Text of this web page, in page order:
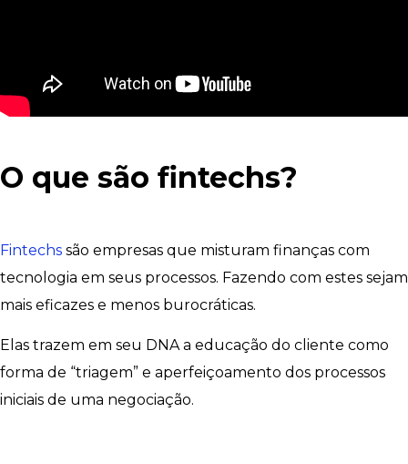
O que são fintechs?
Fintechs são empresas que misturam finanças com
tecnologia em seus processos. Fazendo com estes sejam
mais eficazes e menos burocráticas.
Elas trazem em seu DNA a educação do cliente como
forma de “triagem” e aperfeiçoamento dos processos
iniciais de uma negociação.